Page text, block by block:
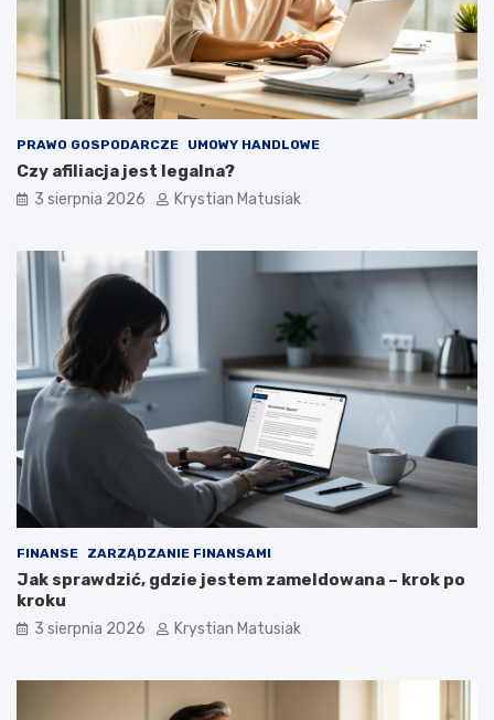
PRAWO GOSPODARCZE UMOWY HANDLOWE
Czy afiliacja jest legalna?
3 sierpnia 2026 Krystian Matusiak
FINANSE ZARZĄDZANIE FINANSAMI
Jak sprawdzić, gdzie jestem zameldowana – krok po
kroku
3 sierpnia 2026 Krystian Matusiak